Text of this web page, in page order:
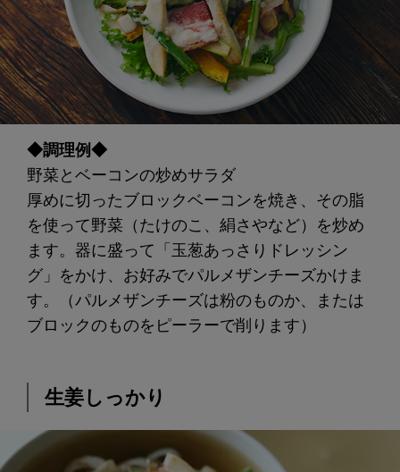
◆調理例◆
野菜とベーコンの炒めサラダ
厚めに切ったブロックベーコンを焼き、その脂
を使って野菜（たけのこ、絹さやなど）を炒め
ます。器に盛って「玉葱あっさりドレッシン
グ」をかけ、お好みでパルメザンチーズかけま
す。（パルメザンチーズは粉のものか、または
ブロックのものをピーラーで削ります）
生姜しっかり